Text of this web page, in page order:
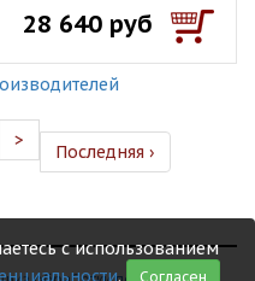
28 640 руб
>
Последняя ›
с использованием
. Согласен